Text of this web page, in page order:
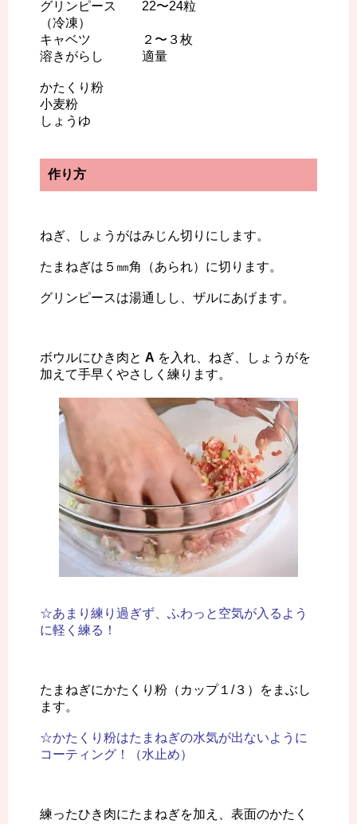
グリンピース 22〜24粒
（冷凍）
キャベツ ２〜３枚
溶きがらし 適量
かたくり粉
小麦粉
しょうゆ
作り方
ねぎ、しょうがはみじん切りにします。
たまねぎは５㎜角（あられ）に切ります。
グリンピースは湯通しし、ザルにあげます。
ボウルにひき肉と A を入れ、ねぎ、しょうがを
加えて手早くやさしく練ります。
☆あまり練り過ぎず、ふわっと空気が入るよう
に軽く練る！
たまねぎにかたくり粉（カップ１/３）をまぶし
ます。
☆かたくり粉はたまねぎの水気が出ないように
コーティング！（水止め）
練ったひき肉にたまねぎを加え、表面のかたく